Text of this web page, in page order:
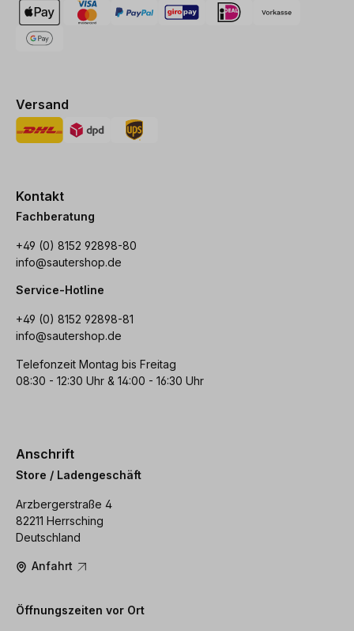
Versand
Kontakt
Fachberatung
+49 (0) 8152 92898-80
info@sautershop.de
Service-Hotline
+49 (0) 8152 92898-81
info@sautershop.de
Telefonzeit Montag bis Freitag
08:30 - 12:30 Uhr & 14:00 - 16:30 Uhr
Anschrift
Store / Ladengeschäft
Arzbergerstraße 4
82211 Herrsching
Deutschland
Anfahrt
Öffnungszeiten vor Ort